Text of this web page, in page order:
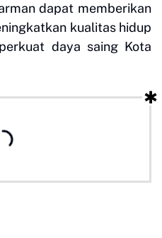
dapat memberikan
kualitas hidup
daya saing Kota